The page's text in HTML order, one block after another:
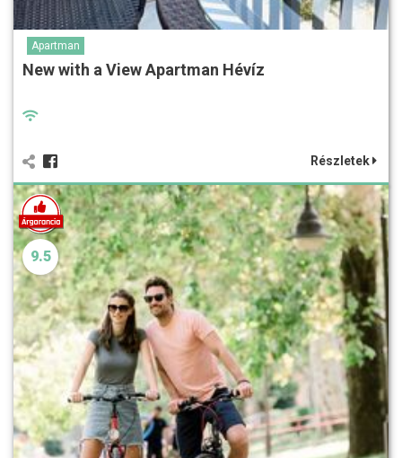
Apartman
New with a View Apartman Hévíz
Részletek
9.5